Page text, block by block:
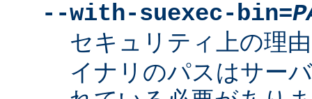
--with-suexec-bin=
セキュリティ上の理
イナリのパスはサー